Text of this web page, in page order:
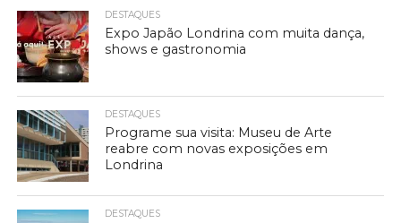
DESTAQUES
Expo Japão Londrina com muita dança,
shows e gastronomia
DESTAQUES
Programe sua visita: Museu de Arte
reabre com novas exposições em
Londrina
DESTAQUES